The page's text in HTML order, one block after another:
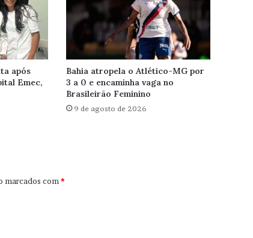
após
Emec,
Bahia atropela o Atlético-MG por
3 a 0 e encaminha vaga no
Brasileirão Feminino
9 de agosto de 2026
marcados com*